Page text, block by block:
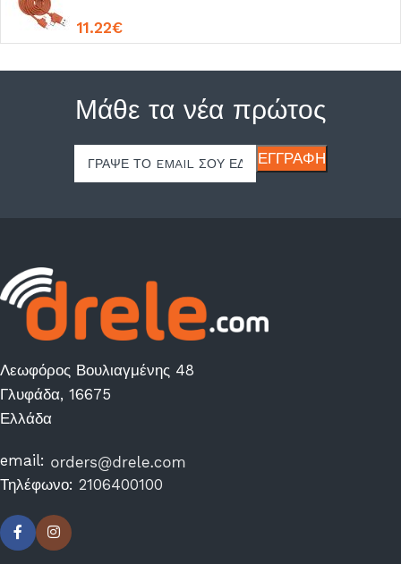
11.22€
Μάθε τα νέα πρώτος
Λεωφόρος Βουλιαγμένης 48
Γλυφάδα, 16675
Ελλάδα
email:
Τηλέφωνο: 2106400100